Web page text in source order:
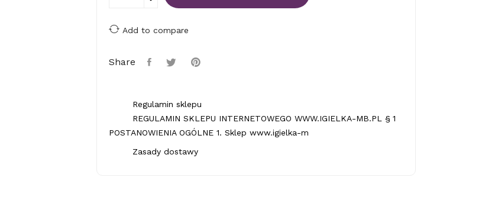
Add to compare
Share
Regulamin sklepu
REGULAMIN SKLEPU INTERNETOWEGO WWW.IGIELKA-MB.PL § 1
POSTANOWIENIA OGÓLNE 1. Sklep www.igielka-m
Zasady dostawy